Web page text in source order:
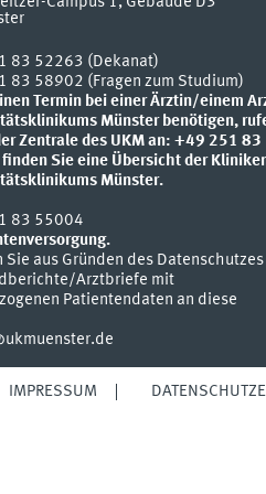
83 52263 (Dekanat)
83 58902 (Fragen zum Studium)
Termin bei einer Ärztin/einem
Münster benötigen,
Zentrale des UKM an: +49 251 83
finden Sie eine Übersicht der
Münster.
83 55004
Sie aus Gründen des Datenschutzes
Arztbriefe mit
Patientendaten an diese
IMPRESSUM